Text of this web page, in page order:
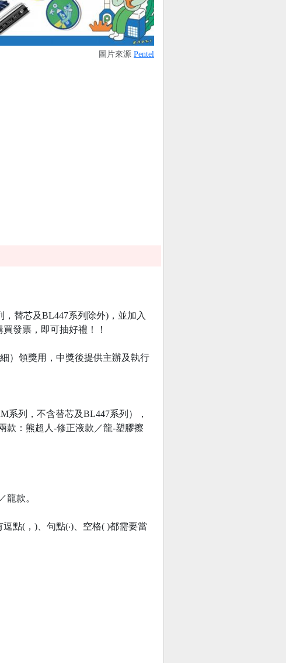
圖片來源 Pentel
替芯及BL447系列除外)，並加⼊
發票，即可抽好禮！！
）領獎用，中獎後提供主辦及執行
系列，不含替芯及BL447系列），
款：熊超人-修正液款／龍-塑膠擦
龍款。
點(，)、句點(‧)、空格( )都需要當